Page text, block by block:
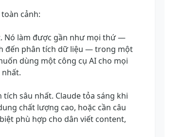
cảnh:
Nó làm được gần như mọi thứ —
đến phân tích dữ liệu — trong một
dùng một công cụ AI cho mọi
nhất.
tích sâu nhất. Claude tỏa sáng khi
chất lượng cao, hoặc cần câu
phù hợp cho dân viết content,